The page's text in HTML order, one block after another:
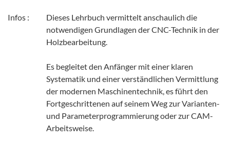
Infos :
Dieses Lehrbuch vermittelt anschaulich die
notwendigen Grundlagen der CNC-Technik in der
Holzbearbeitung.
Es begleitet den Anfänger mit einer klaren
Systematik und einer verständlichen Vermittlung
der modernen Maschinentechnik, es führt den
Fortgeschrittenen auf seinem Weg zur Varianten-
und Parameterprogrammierung oder zur CAM-
Arbeitsweise.